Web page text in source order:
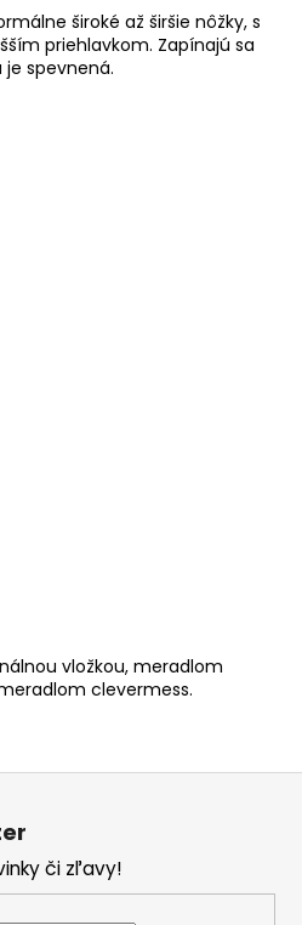
široké až širšie nôžky, s
priehlavkom. Zapínajú sa
je spevnená.
vložkou, meradlom
clevermess.
či zľavy!